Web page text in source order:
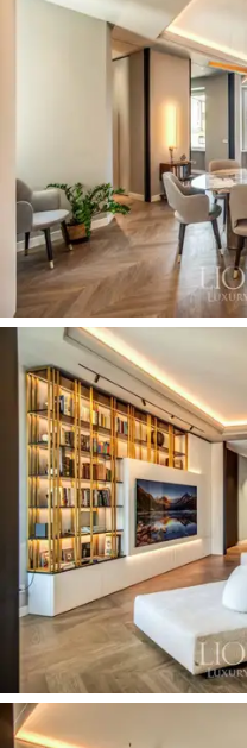
inigualável, onde o
combina com a
A arquitetura interior
refinado e
geometrias modernas
os cômodos, onde o
madeira emármore
estética sofisticada.
de designer e materiais
apartamento um
uma obra deelegância
O apartamento fica em
estarespaçosa e
de parquet espinha de
profundidade do
com um sofá de design
estar feita sob medida
retroiluminada, é o
momentos de
cozinhacom ilha
totalmente equipada e